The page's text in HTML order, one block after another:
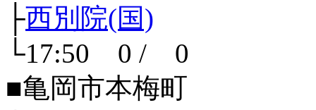
├西別院(国)
└17:50 0 / 0
■亀岡市本梅町